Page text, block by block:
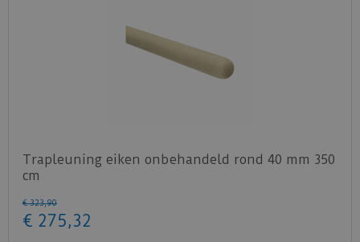
Trapleuning eiken onbehandeld rond 40 mm 350
cm
€ 323,90
€ 275,32